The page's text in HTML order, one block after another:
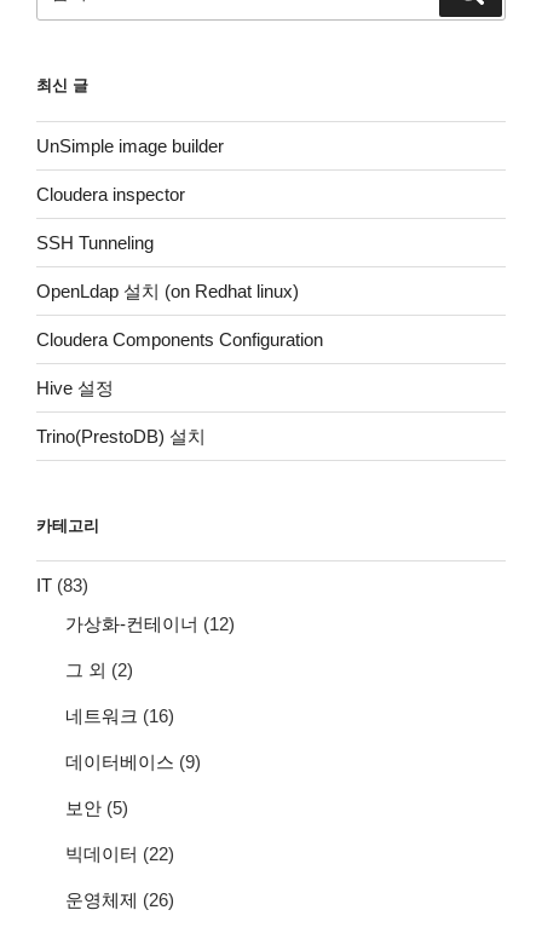
색:
최신 글
UnSimple image builder
Cloudera inspector
SSH Tunneling
OpenLdap 설치 (on Redhat linux)
Cloudera Components Configuration
Hive 설정
Trino(PrestoDB) 설치
카테고리
IT (83)
가상화-컨테이너 (12)
그 외 (2)
네트워크 (16)
데이터베이스 (9)
보안 (5)
빅데이터 (22)
운영체제 (26)